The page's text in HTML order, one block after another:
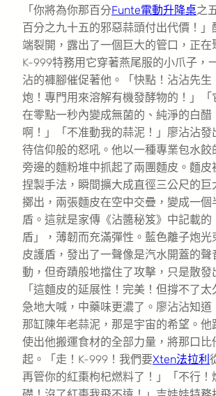
「你將為你那百分Funte電動升降桌之
百分之九十五的邪惡蒜頭付出代價！」
端裂開，露出了一個巨大的管口，正在
K-999特務用它穿著燕尾服的小爪子，
沾的褲腳催促著他。「快點！沾沾先生
炮！專門用來溶解有機發酵物的！」「
在零點一秒內變成無菌的、純淨的白醋
啊！」「不准動我的蒜泥！」廖沾沾發
待信仰般的怒吼。他以一種專業包水餃
旁邊的麵粉堆中抓起了兩團麵皮。麵皮
捏製手法，瞬間擴大成直徑三公尺的巨
擲出，兩張麵皮在空中交疊，變成一個
盾。這就是家傳《沾醬秘笈》中記載的
盾」，薄韌而充滿彈性。藍色離子炮光
皮護盾，發出了一聲像是汽水開蓋的聲
動，但奇蹟般地擋住了攻擊，只是散發
「這麵皮的延展性！完美！但撐不了
急地大喊，中藥味更濃了。廖沾沾知道
那缸陳年老蒜泥，那是宇宙的希望。他
使出他搬運食材的全部力量，將那口比
起。「走！K-999！我們要Xten法拉利
再管你的紅棗枸杞燃料了！」「不行！